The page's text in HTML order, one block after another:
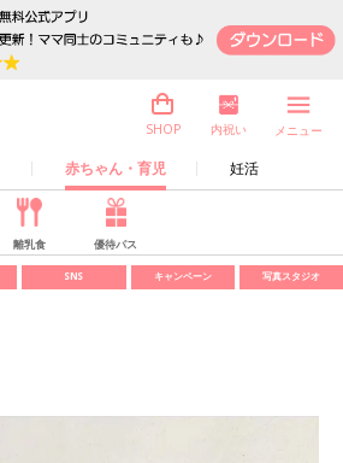
赤ちゃん・育児 妊活
SHOP 内祝い メニュー
離乳食 優待パス
SNS キャンペーン 写真スタジオ